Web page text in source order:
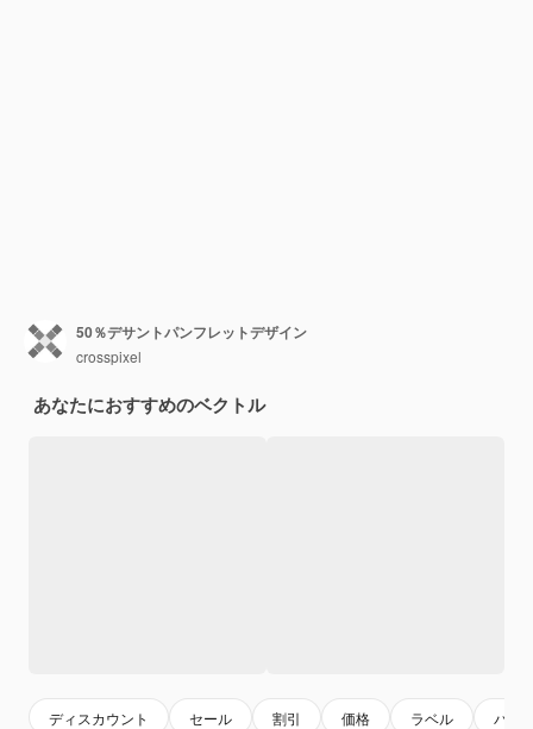
50％デサントパンフレットデザイン
crosspixel
あなたにおすすめのベクトル
ディスカウント セール 割引 価格 ラベル バナ